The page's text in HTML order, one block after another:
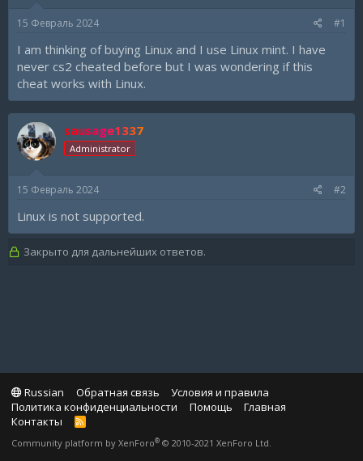
15 Февраль 2024 #1
I am thinking of buying Linux and I use Linux mint. I have
never cs2 cheated before but I was wondering if this
cheat works with Linux.
sausage1337
Administrator
15 Февраль 2024 #2
Linux is not supported.
Закрыто для дальнейших ответов.
Russian Обратная связь
Условия и правила
Политика конфиденциальности
Помощь
Главная
Контакты
R
S
Community platform by XenForo® © 2010-2021 XenForo Ltd.